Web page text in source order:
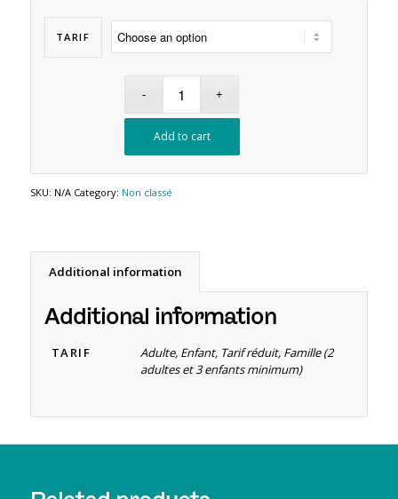
TARIF
Add to cart
SKU: N/A Category: Non classé
Additional information
Additional information
TARIF
Adulte, Enfant, Tarif réduit, Famille (2
adultes et 3 enfants minimum)